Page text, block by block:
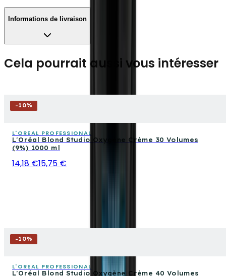
Informations de livraison
Cela pourrait aussi vous intéresser
-10%
L'OREAL PROFESSIONAL
L'Oréal Blond Studio Oxygène Crème 30 Volumes
(9%) 1000 ml
14,18 €15,75 €
-10%
L'OREAL PROFESSIONAL
L'Oréal Blond Studio Oxygène Crème 40 Volumes